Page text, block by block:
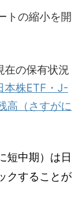
トの縮小を開
在の保有状況
本株ETF・J-
高（さすがに
短中期）は日
クすることが